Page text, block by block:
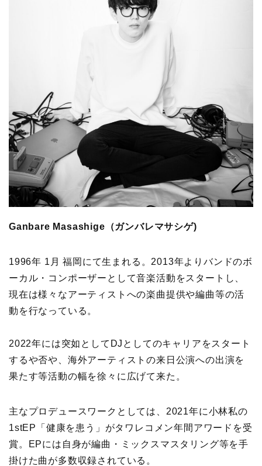
Ganbare Masashige（ガンバレマサシゲ)
1996年 1月 福岡にて生まれる。2013年よりバンドのボ
ーカル・コンポーザーとして音楽活動をスタートし、
現在は様々なアーティストへの楽曲提供や編曲等の活
動を行なっている。
2022年には突如としてDJとしてのキャリアをスタート
するや否や、海外アーティストの来日公演への出演を
果たす等活動の幅を徐々に広げて来た。
主なプロデュースワークとしては、2021年に小林私の
1stEP「健康を患う」がタワレコメン年間アワードを受
賞。EPには自身が編曲・ミックスマスタリング等を手
掛けた曲が多数収録されている。